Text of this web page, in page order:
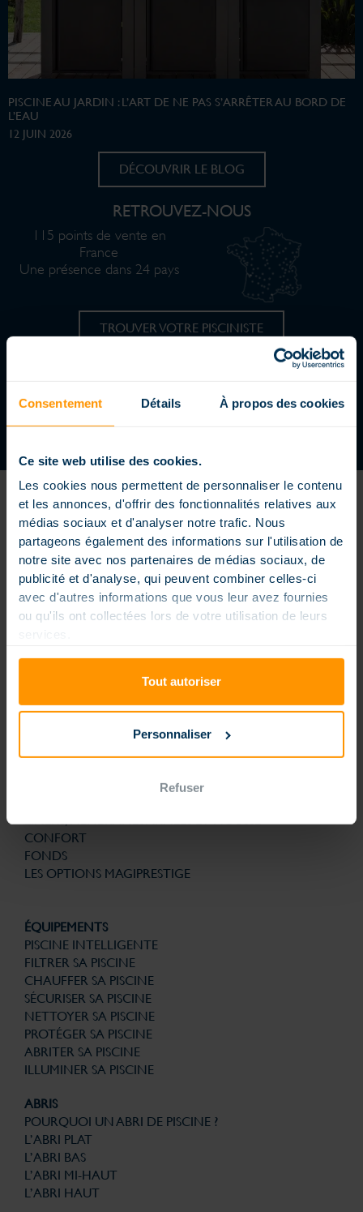
Consentement Détails À propos des cookies
Ce site web utilise des cookies.
Les cookies nous permettent de personnaliser le contenu
et les annonces, d'offrir des fonctionnalités relatives aux
médias sociaux et d'analyser notre trafic. Nous
partageons également des informations sur l'utilisation de
notre site avec nos partenaires de médias sociaux, de
publicité et d'analyse, qui peuvent combiner celles-ci
avec d'autres informations que vous leur avez fournies
ou qu'ils ont collectées lors de votre utilisation de leurs
services.
Tout autoriser
Personnaliser
Refuser
PISCINE AU JARDIN : L’ART DE NE PAS S’ARRÊTER AU BORD DE
L’EAU
12 JUIN 2026
DÉCOUVRIR LE BLOG
RETROUVEZ-NOUS
115 points de vente en
France
Une présence dans 24 pays
TROUVER VOTRE PISCINISTE
REJOIGNEZ UN RÉSEAU DYNAMIQUE
Piscine enterrée extérieure ou intérieure, piscine petite dimension
ou extra large, formes carrés, rectangles ou arrondies, piscine à
débordement, couloir de nage… nos piscines sont conçues sur
mesure pour répondre à vos envies et vos contraintes, elles sont
d’automatisme et de gestion connectée sont la garantie de bénéficier
souci permanent de son utilisation au quotidien plus simple. Finies les
CONFORT
FONDS
LES OPTIONS MAGIPRESTIGE
ÉQUIPEMENTS
PISCINE INTELLIGENTE
FILTRER SA PISCINE
CHAUFFER SA PISCINE
SÉCURISER SA PISCINE
NETTOYER SA PISCINE
PROTÉGER SA PISCINE
ABRITER SA PISCINE
ILLUMINER SA PISCINE
ABRIS
POURQUOI UN ABRI DE PISCINE ?
L’ABRI PLAT
L’ABRI BAS
L’ABRI MI-HAUT
L’ABRI HAUT